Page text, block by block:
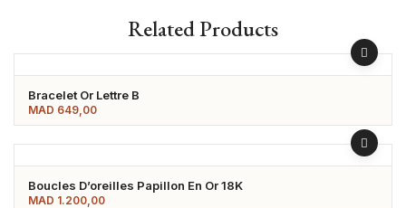
Related Products
Bracelet Or Lettre B
MAD 649,00
Boucles D’oreilles Papillon En Or 18K
MAD 1.200,00